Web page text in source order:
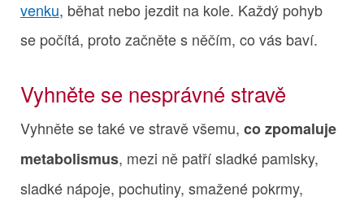
venku, běhat nebo jezdit na kole. Každý pohyb
se počítá, proto začněte s něčím, co vás baví.
Vyhněte se nesprávné stravě
Vyhněte se také ve stravě všemu, co zpomaluje
metabolismus, mezi ně patří sladké pamlsky,
sladké nápoje, pochutiny, smažené pokrmy,